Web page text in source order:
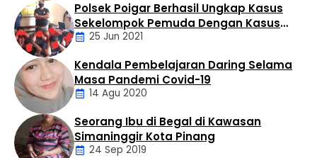
Artikel
Daerah
Polsek Poigar Berhasil Ungkap Kasus
Sekelompok Pemuda Dengan Kasus
Pencabulan
25 Jun 2021
Artikel
Kendala Pembelajaran Daring Selama
Masa Pandemi Covid-19
14 Agu 2020
Seorang Ibu di Begal di Kawasan
Simaninggir Kota Pinang
24 Sep 2019